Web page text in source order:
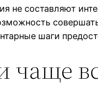
не составляют
шаги
чаще